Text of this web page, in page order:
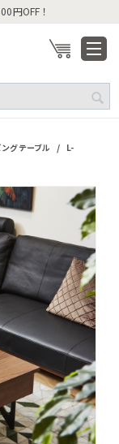
ント中 500円OFF！
グテーブル / L-